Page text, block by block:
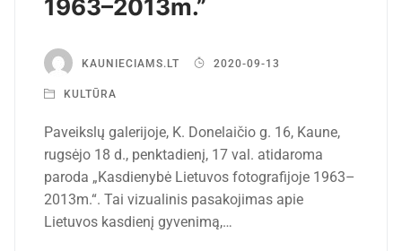
1963–2013m.”
KAUNIECIAMS.LT 2020-09-13
KULTŪRA
Paveikslų galerijoje, K. Donelaičio g. 16, Kaune,
rugsėjo 18 d., penktadienį, 17 val. atidaroma
paroda „Kasdienybė Lietuvos fotografijoje 1963–
2013m.“. Tai vizualinis pasakojimas apie
Lietuvos kasdienį gyvenimą,…